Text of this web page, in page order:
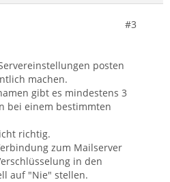
#3
posten
machen.
gibt es mindestens 3
bei einem bestimmten
richtig.
zum Mailserver
in den
auf "Nie" stellen.